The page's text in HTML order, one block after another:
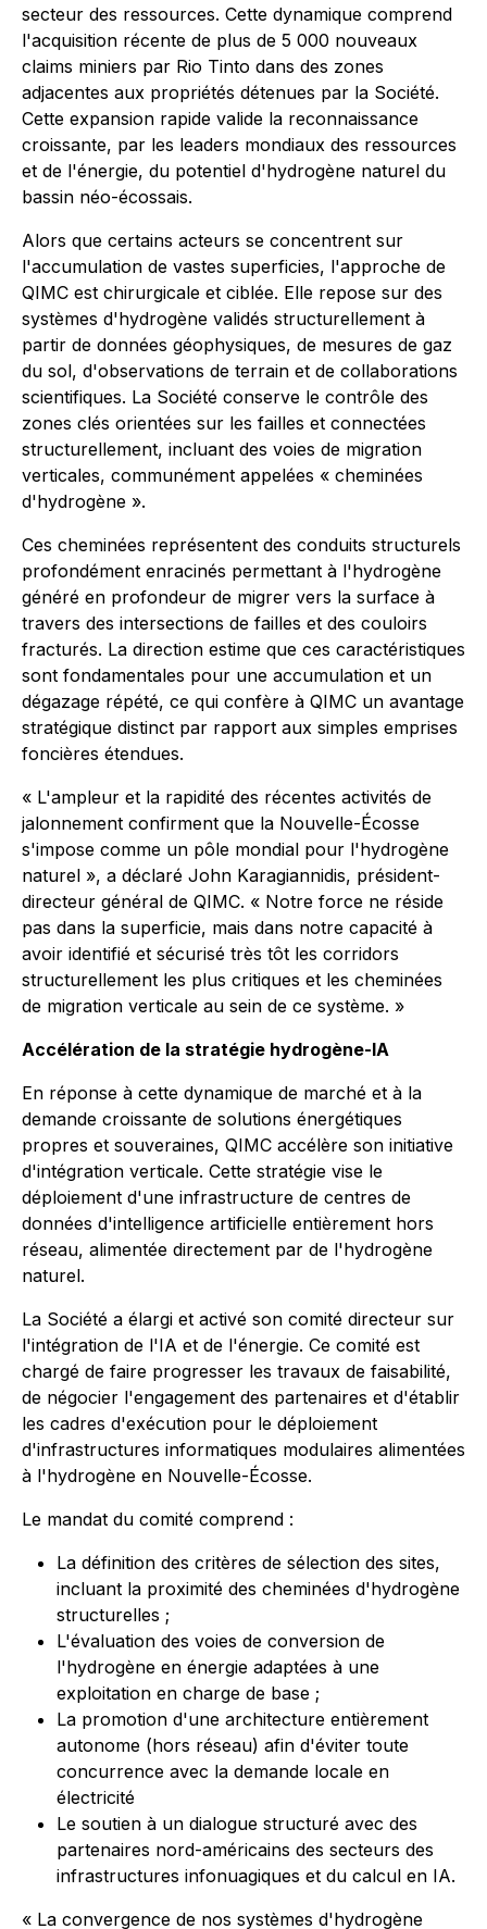
secteur des ressources. Cette dynamique comprend
l'acquisition récente de plus de 5 000 nouveaux
claims miniers par Rio Tinto dans des zones
adjacentes aux propriétés détenues par la Société.
Cette expansion rapide valide la reconnaissance
croissante, par les leaders mondiaux des ressources
et de l'énergie, du potentiel d'hydrogène naturel du
bassin néo-écossais.
Alors que certains acteurs se concentrent sur
l'accumulation de vastes superficies, l'approche de
QIMC est chirurgicale et ciblée. Elle repose sur des
systèmes d'hydrogène validés structurellement à
partir de données géophysiques, de mesures de gaz
du sol, d'observations de terrain et de collaborations
scientifiques. La Société conserve le contrôle des
zones clés orientées sur les failles et connectées
structurellement, incluant des voies de migration
verticales, communément appelées « cheminées
d'hydrogène ».
Ces cheminées représentent des conduits structurels
profondément enracinés permettant à l'hydrogène
généré en profondeur de migrer vers la surface à
travers des intersections de failles et des couloirs
fracturés. La direction estime que ces caractéristiques
sont fondamentales pour une accumulation et un
dégazage répété, ce qui confère à QIMC un avantage
stratégique distinct par rapport aux simples emprises
foncières étendues.
« L'ampleur et la rapidité des récentes activités de
jalonnement confirment que la Nouvelle-Écosse
s'impose comme un pôle mondial pour l'hydrogène
naturel », a déclaré John Karagiannidis, président-
directeur général de QIMC. « Notre force ne réside
pas dans la superficie, mais dans notre capacité à
avoir identifié et sécurisé très tôt les corridors
structurellement les plus critiques et les cheminées
de migration verticale au sein de ce système. »
Accélération de la stratégie hydrogène-IA
En réponse à cette dynamique de marché et à la
demande croissante de solutions énergétiques
propres et souveraines, QIMC accélère son initiative
d'intégration verticale. Cette stratégie vise le
déploiement d'une infrastructure de centres de
données d'intelligence artificielle entièrement hors
réseau, alimentée directement par de l'hydrogène
naturel.
La Société a élargi et activé son comité directeur sur
l'intégration de l'IA et de l'énergie. Ce comité est
chargé de faire progresser les travaux de faisabilité,
de négocier l'engagement des partenaires et d'établir
les cadres d'exécution pour le déploiement
d'infrastructures informatiques modulaires alimentées
à l'hydrogène en Nouvelle-Écosse.
Le mandat du comité comprend :
La définition des critères de sélection des sites,
incluant la proximité des cheminées d'hydrogène
structurelles ;
L'évaluation des voies de conversion de
l'hydrogène en énergie adaptées à une
exploitation en charge de base ;
La promotion d'une architecture entièrement
autonome (hors réseau) afin d'éviter toute
concurrence avec la demande locale en
électricité
Le soutien à un dialogue structuré avec des
partenaires nord-américains des secteurs des
infrastructures infonuagiques et du calcul en IA.
« La convergence de nos systèmes d'hydrogène